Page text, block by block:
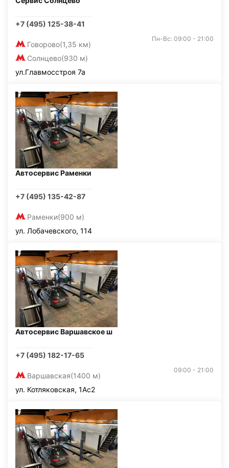
+7 (495) 125-38-41
Говорово(1,35 км)
Солнцево(930 м)
Пн-Вс: 09:00 - 21:00
ул.Главмосстроя 7а
Автосервис Раменки
+7 (495) 135-42-87
Раменки(900 м)
ул. Лобачевского, 114
Автосервис Варшавское ш
+7 (495) 182-17-65
Варшавская(1400 м)
09:00 - 21:00
ул. Котляковская, 1Ас2